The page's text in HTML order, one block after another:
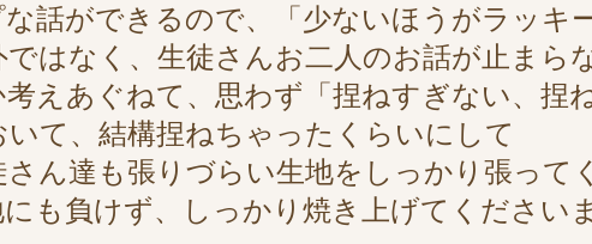
話ができるので、「少ないほうがラッキ
はなく、生徒さんお二人のお話が止まら
えあぐねて、思わず「捏ねすぎない、捏
て、結構捏ねちゃったくらいにして
ん達も張りづらい生地をしっかり張って
も負けず、しっかり焼き上げてください